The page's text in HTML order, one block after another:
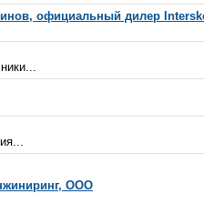
официальный дилер
ООО